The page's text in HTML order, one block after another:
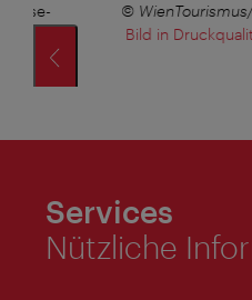
Bose-
©
Bild in
Services
Nützliche